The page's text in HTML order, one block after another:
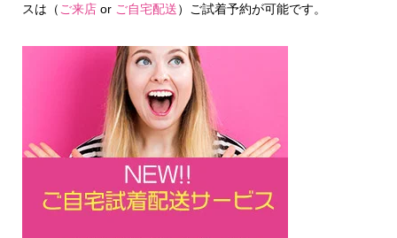
スは（ ご来店or ご自宅配送）ご試着予約が可能です。